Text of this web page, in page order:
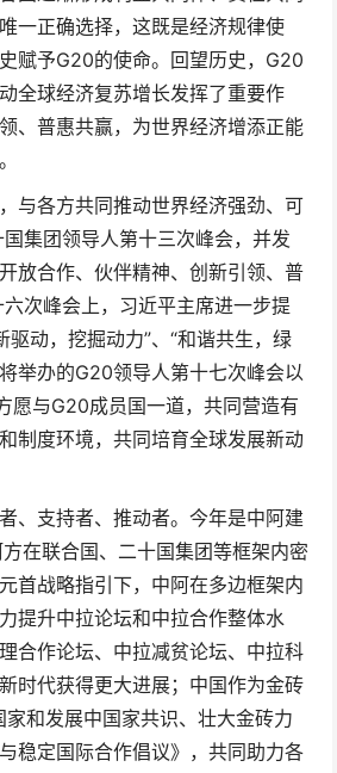
一正确选择，这既是经济规律使
赋予G20的使命。回望历史，G20
全球经济复苏增长发挥了重要作
、普惠共赢，为世界经济增添正能
与各方共同推动世界经济强劲、可
集团领导人第十三次峰会，并发
放合作、伙伴精神、创新引领、普
次峰会上，习近平主席进一步提
驱动，挖掘动力”、“和谐共生，绿
举办的G20领导人第十七次峰会以
愿与G20成员国一道，共同营造有
制度环境，共同培育全球发展新动
、支持者、推动者。今年是中阿建
在联合国、二十国集团等框架内密
首战略指引下，中阿在多边框架内
提升中拉论坛和中拉合作整体水
合作论坛、中拉减贫论坛、中拉科
时代获得更大进展；中国作为金砖
和发展中国家共识、壮大金砖力
稳定国际合作倡议》，共同助力各